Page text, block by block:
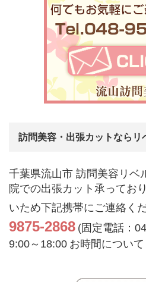
訪問美容・出張カットならリ
千葉県流山市 訪問美容リベ
院での出張カット承っており
いため下記携帯にご連絡くだ
9875-2868 (固定電話：
9:00～18:00 お時間について